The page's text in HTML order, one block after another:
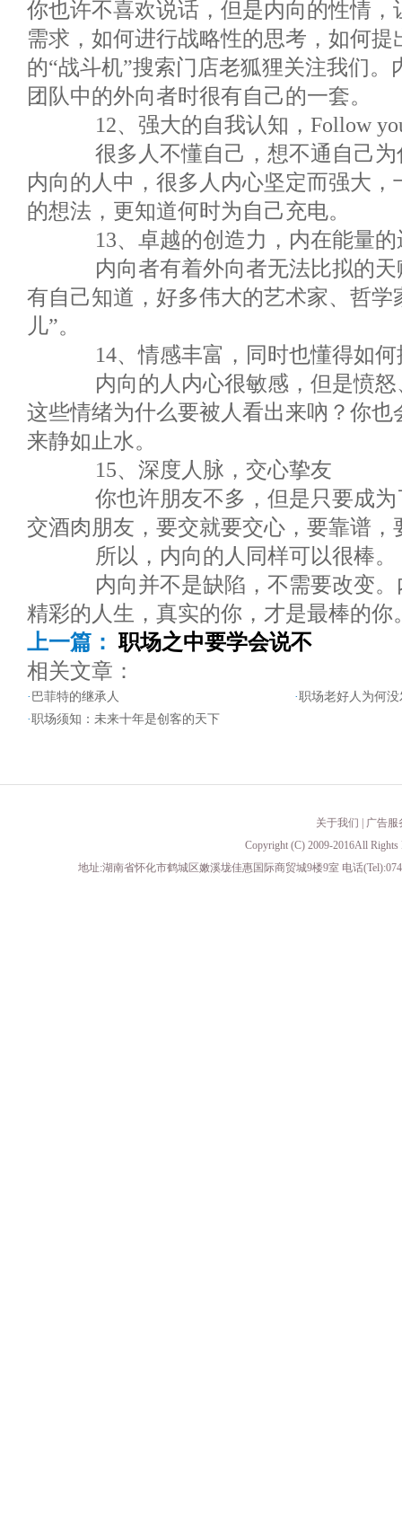
你也许不喜欢说话，但是内向的性情
需求，如何进行战略性的思考，如何
的“战斗机”搜索门店老狐狸关注我们
团队中的外向者时很有自己的一套。
12、强大的自我认知，Follow
很多人不懂自己，想不通自己为
内向的人中，很多人内心坚定而强大
的想法，更知道何时为自己充电。
13、卓越的创造力，内在能量的
内向者有着外向者无法比拟的天
有自己知道，好多伟大的艺术家、哲学
儿”。
14、情感丰富，同时也懂得如何
内向的人内心很敏感，但是愤怒
这些情绪为什么要被人看出来吶？你
来静如止水。
15、深度人脉，交心挚友
你也许朋友不多，但是只要成为
交酒肉朋友，要交就要交心，要靠谱，
所以，内向的人同样可以很棒。
内向并不是缺陷，不需要改变。
精彩的人生，真实的你，才是最棒的你
上一篇： 职场之中要学会说不
相关文章：
· 巴菲特的继承人 ·职场老好人为何没
·职场须知：未来十年是创客的天下
关于我们
广告服
Copyright (C) 2009-2016All
地址:湖南省怀化市鹤城区嫩溪垅佳惠国际商贸城9楼9室 电话